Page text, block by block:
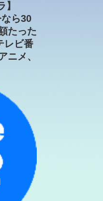
ら30
たった
レビ番
ニメ、